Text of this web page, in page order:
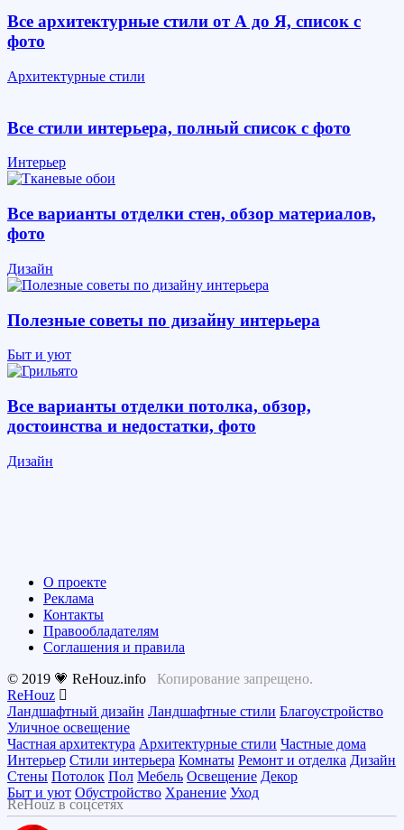
Все архитектурные стили от А до Я, список с
фото
Архитектурные стили
Все стили интерьера, полный список с фото
Интерьер
Все варианты отделки стен, обзор материалов,
фото
Дизайн
Полезные советы по дизайну интерьера
Быт и уют
Все варианты отделки потолка, обзор,
достоинства и недостатки, фото
Дизайн
О проекте
Реклама
Контакты
Правообладателям
Соглашения и правила
© 2019 💗 ReHouz.info Копирование запрещено.
ReHouz
Ландшафтный дизайн Ландшафтные стили Благоустройство
Уличное освещение
Частная архитектура Архитектурные стили Частные дома
Интерьер Стили интерьера Комнаты Ремонт и отделка Дизайн
Стены Потолок Пол Мебель Освещение Декор
Быт и уют Обустройство Хранение Уход
ReHouz в соцсетях